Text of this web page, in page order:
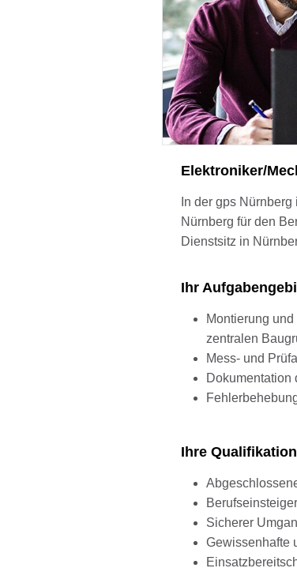
Elektroniker/
In der gps
Nürnberg für den
Dienstsitz in
Ihr
Montierung
zentralen
Mess- und
Dokumentation
Ihre
Sicherer
Gewissenhafte